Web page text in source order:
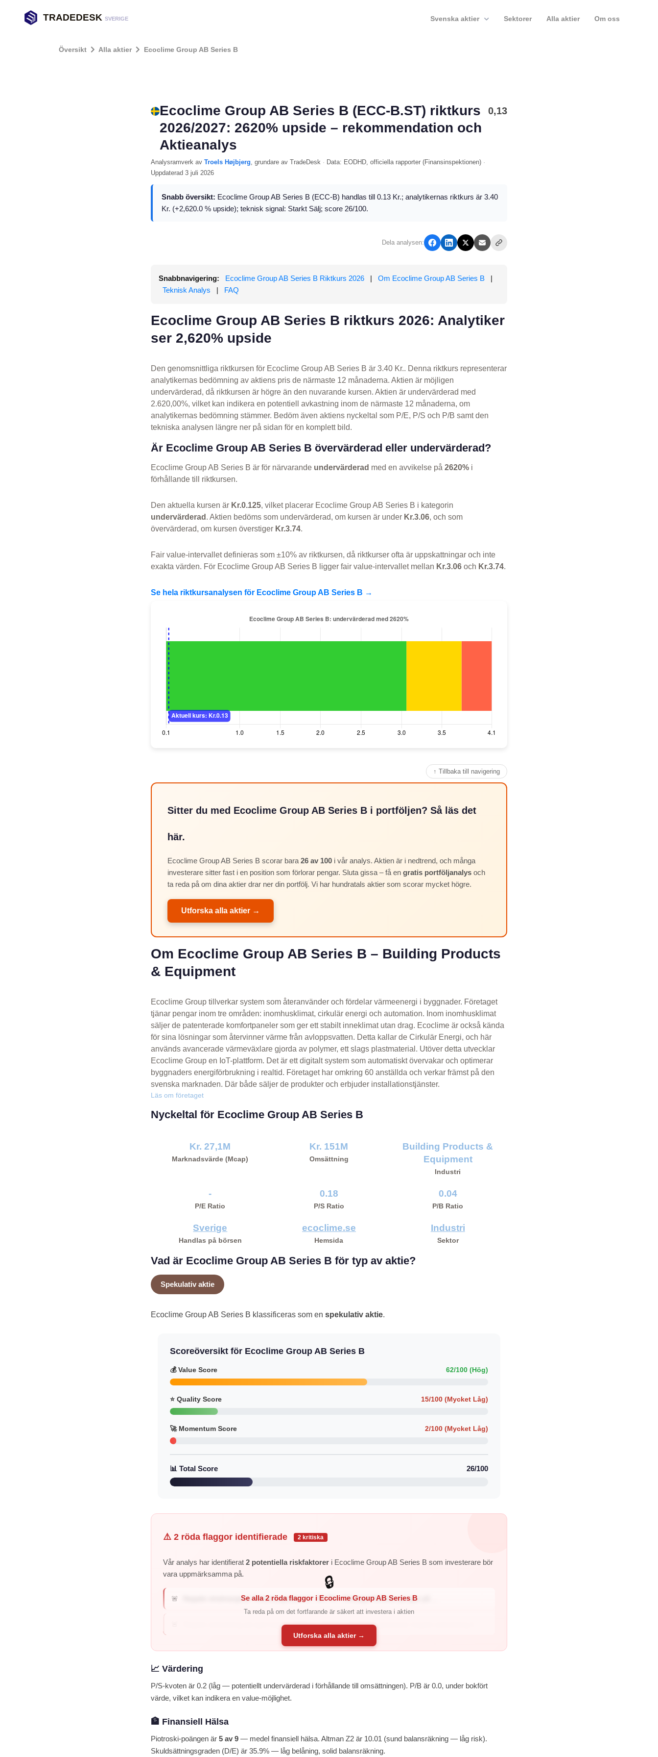
TRADEDESK SVERIGE Om oss
Alla aktier
Sektorer
Svenska aktier
Översikt Alla aktier Ecoclime Group AB Series B
Ecoclime Group AB Series B (ECC-B.ST) riktkurs
2026/2027: 2620% upside – rekommendation och
Aktieanalys
0,13
Analysramverk av Troels Højbjerg, grundare av TradeDesk · Data: EODHD, officiella rapporter (Finansinspektionen) ·
Uppdaterad 3 juli 2026
Snabb översikt: Ecoclime Group AB Series B (ECC-B) handlas till 0.13 Kr.; analytikernas riktkurs är 3.40
Kr. (+2,620.0 % upside); teknisk signal: Starkt Sälj; score 26/100.
Dela analysen:
Snabbnavigering: Ecoclime Group AB Series B Riktkurs 2026 | Om Ecoclime Group AB Series B
|
Teknisk Analys
| FAQ
Ecoclime Group AB Series B riktkurs 2026: Analytiker
ser 2,620% upside
Den genomsnittliga riktkursen för Ecoclime Group AB Series B är 3.40 Kr.. Denna riktkurs representerar
analytikernas bedömning av aktiens pris de närmaste 12 månaderna. Aktien är möjligen
undervärderad, då riktkursen är högre än den nuvarande kursen. Aktien är undervärderad med
2.620,00%, vilket kan indikera en potentiell avkastning inom de närmaste 12 månaderna, om
analytikernas bedömning stämmer. Bedöm även aktiens nyckeltal som P/E, P/S och P/B samt den
tekniska analysen längre ner på sidan för en komplett bild.
Är Ecoclime Group AB Series B övervärderad eller undervärderad?
Ecoclime Group AB Series B är för närvarande undervärderad med en avvikelse på 2620% i
förhållande till riktkursen.
Den aktuella kursen är Kr.0.125, vilket placerar Ecoclime Group AB Series B i kategorin
undervärderad . Aktien bedöms som undervärderad, om kursen är under Kr.3.06, och som
övervärderad, om kursen överstiger Kr.3.74.
Fair value-intervallet definieras som ±10% av riktkursen, då riktkurser ofta är uppskattningar och inte
exakta värden. För Ecoclime Group AB Series B ligger fair value-intervallet mellan Kr.3.06 och Kr.3.74.
Se hela riktkursanalysen för Ecoclime Group AB Series B →
↑ Tillbaka till navigering
Sitter du med Ecoclime Group AB Series B i portföljen? Så läs det
här.
Ecoclime Group AB Series B scorar bara 26 av 100 i vår analys. Aktien är i nedtrend, och många
investerare sitter fast i en position som förlorar pengar. Sluta gissa – få en gratis portföljanalys och
ta reda på om dina aktier drar ner din portfölj. Vi har hundratals aktier som scorar mycket högre.
Utforska alla aktier →
Om Ecoclime Group AB Series B – Building Products
& Equipment
Ecoclime Group tillverkar system som återanvänder och fördelar värmeenergi i byggnader. Företaget
tjänar pengar inom tre områden: inomhusklimat, cirkulär energi och automation. Inom inomhusklimat
säljer de patenterade komfortpaneler som ger ett stabilt inneklimat utan drag. Ecoclime är också kända
för sina lösningar som återvinner värme från avloppsvatten. Detta kallar de Cirkulär Energi, och här
används avancerade värmeväxlare gjorda av polymer, ett slags plastmaterial. Utöver detta utvecklar
Ecoclime Group en IoT-plattform. Det är ett digitalt system som automatiskt övervakar och optimerar
byggnaders energiförbrukning i realtid. Företaget har omkring 60 anställda och verkar främst på den
svenska marknaden. Där både säljer de produkter och erbjuder installationstjänster.
Läs om företaget
Nyckeltal för Ecoclime Group AB Series B
Kr. 27,1M
Marknadsvärde (Mcap)
Kr. 151M
Omsättning
Building Products &
Equipment
Industri
-
P/E Ratio
0.18
P/S Ratio
0.04
P/B Ratio
Sverige
Handlas på börsen
ecoclime.se
Hemsida
Industri
Sektor
Vad är Ecoclime Group AB Series B för typ av aktie?
Spekulativ aktie
Ecoclime Group AB Series B klassificeras som en spekulativ aktie.
Scoreöversikt för Ecoclime Group AB Series B
💰 Value Score 62/100 (Hög)
⭐ Quality Score 15/100 (Mycket Låg)
🚀 Momentum Score 2/100 (Mycket Låg)
📊 Total Score 26/100
⚠️ 2 röda flaggor identifierade 2 kritiska
Vår analys har identifierat 2 potentiella riskfaktorer i Ecoclime Group AB Series B som investerare bör
vara uppmärksamma på.
🚨 Negativ vinstmarginal: Vinstmarginalen är -30.7% – företaget förlorar pengar på ...
Negativ avkastning på eget kapital: ROE är -46.6% – företaget genererar negativ avkastning ti...
🔒
Se alla 2 röda flaggor i Ecoclime Group AB Series B
Ta reda på om det fortfarande är säkert att investera i aktien
Utforska alla aktier →
📈 Värdering
P/S-kvoten är 0.2 (låg — potentiellt undervärderad i förhållande till omsättningen). P/B är 0.0, under bokfört
värde, vilket kan indikera en value-möjlighet.
🏦 Finansiell Hälsa
Piotroski-poängen är 5 av 9 — medel finansiell hälsa. Altman Z2 är 10.01 (sund balansräkning — låg risk).
Skuldsättningsgraden (D/E) är 35.9% — låg belåning, solid balansräkning.